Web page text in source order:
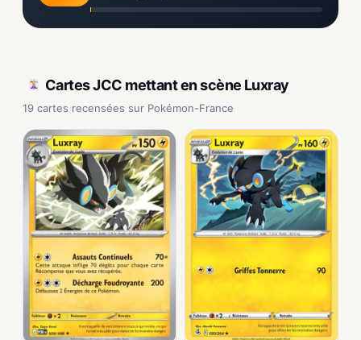
Cartes JCC mettant en scène Luxray
19 cartes recensées sur Pokémon-France